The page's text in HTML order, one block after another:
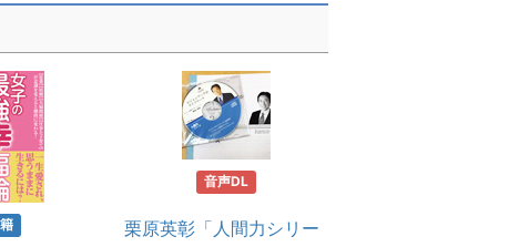
音声DL
栗原英彰「人間力シリー